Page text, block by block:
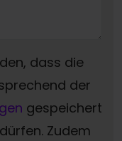
dass die
der
gespeichert
Zudem